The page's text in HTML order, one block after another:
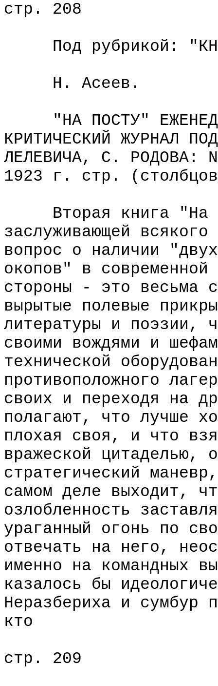
стр. 208
Под рубрикой:
Н. Асеев.
"НА ПОСТУ"
КРИТИЧЕСКИЙ ЖУРНАЛ
ЛЕЛЕВИЧА, С. РОДОВА:
1923 г. стр.
Вторая книга "На
заслуживающей
вопрос о наличии
окопов" в
стороны - это весьма
вырытые полевые
литературы и поэзии,
своими вождями и
технической
противоположного
своих и переходя на
полагают, что лучше
плохая своя, и что
вражеской цитаделью,
стратегический
самом деле выходит,
озлобленность
ураганный огонь по
отвечать на него,
именно на командных
казалось бы
Неразбериха и сумбур
кто
стр. 209